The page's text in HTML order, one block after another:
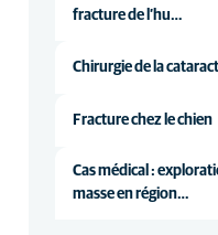
fracture de l’hu…
Chirurgie de la
Fracture chez le chien
Cas médical :
masse en région…